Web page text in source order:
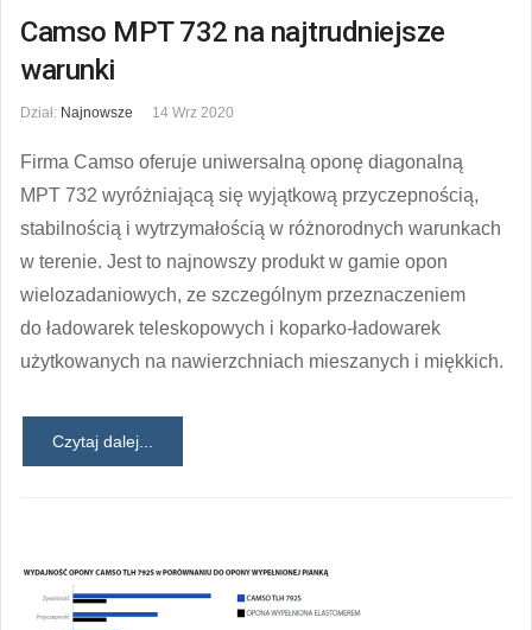
Camso MPT 732 na najtrudniejsze
warunki
Dział: Najnowsze 14 Wrz 2020
Firma Camso oferuje uniwersalną oponę diagonalną
MPT 732 wyróżniającą się wyjątkową przyczepnością,
stabilnością i wytrzymałością w różnorodnych warunkach
w terenie. Jest to najnowszy produkt w gamie opon
wielozadaniowych, ze szczególnym przeznaczeniem
do ładowarek teleskopowych i koparko-ładowarek
użytkowanych na nawierzchniach mieszanych i miękkich.
Czytaj dalej...